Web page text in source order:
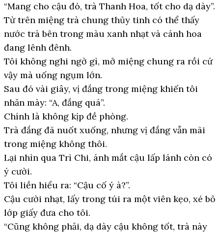
“Mang cho cậu đó, trà Thanh Hoa, tốt cho dạ dày”.
Từ trên miệng trà chung thủy tinh có thể thấy
nước trà bên trong màu xanh nhạt và cánh hoa
đang lênh đênh.
Tôi không nghi ngờ gì, mở miệng chung ra rồi cứ
vậy mà uống ngụm lớn.
Sau đó vài giây, vị đắng trong miệng khiến tôi
nhăn mày: “A, đắng quá”.
Chính là không kịp đề phòng.
Trà đắng đã nuốt xuống, nhưng vị đắng vẫn mãi
trong miệng không thôi.
Lại nhìn qua Trì Chi, ánh mắt cậu lấp lánh còn có
ý cười.
Tôi liền hiểu ra: “Cậu cố ý à?”.
Cậu cười nhạt, lấy trong túi ra một viên kẹo, xé bỏ
lớp giấy đưa cho tôi.
“Cũng không phải, dạ dày cậu không tốt, trà này